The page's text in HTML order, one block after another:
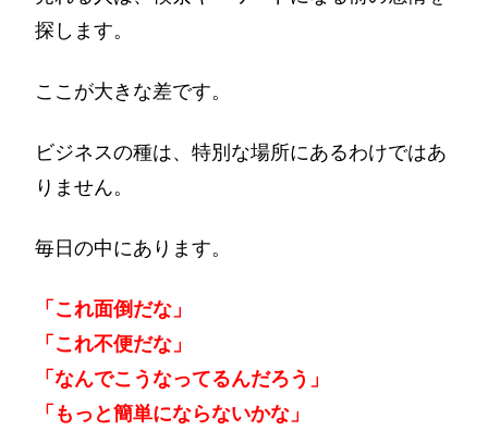
探します。
ここが大きな差です。
ビジネスの種は、特別な場所にあるわけではあ
りません。
毎日の中にあります。
「これ面倒だな」
「これ不便だな」
「なんでこうなってるんだろう」
「もっと簡単にならないかな」